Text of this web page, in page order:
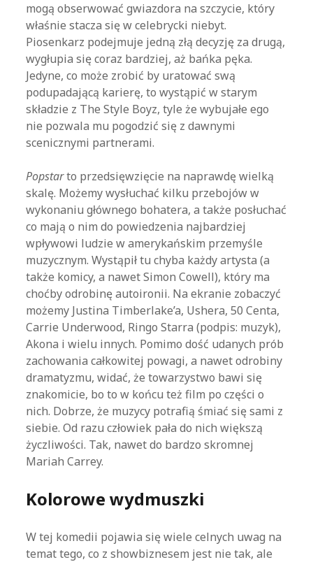
mogą obserwować gwiazdora na szczycie, który
właśnie stacza się w celebrycki niebyt.
Piosenkarz podejmuje jedną złą decyzję za drugą,
wygłupia się coraz bardziej, aż bańka pęka.
Jedyne, co może zrobić by uratować swą
podupadającą karierę, to wystąpić w starym
składzie z The Style Boyz, tyle że wybujałe ego
nie pozwala mu pogodzić się z dawnymi
scenicznymi partnerami.
Popstarto przedsięwzięcie na naprawdę wielką
skalę. Możemy wysłuchać kilku przebojów w
wykonaniu głównego bohatera, a także posłuchać
co mają o nim do powiedzenia najbardziej
wpływowi ludzie w amerykańskim przemyśle
muzycznym. Wystąpił tu chyba każdy artysta (a
także komicy, a nawet Simon Cowell), który ma
choćby odrobinę autoironii. Na ekranie zobaczyć
możemy Justina Timberlake’a, Ushera, 50 Centa,
Carrie Underwood, Ringo Starra (podpis: muzyk),
Akona i wielu innych. Pomimo dość udanych prób
zachowania całkowitej powagi, a nawet odrobiny
dramatyzmu, widać, że towarzystwo bawi się
znakomicie, bo to w końcu też film po części o
nich. Dobrze, że muzycy potrafią śmiać się sami z
siebie. Od razu człowiek pała do nich większą
życzliwości. Tak, nawet do bardzo skromnej
Mariah Carrey.
Kolorowe wydmuszki
W tej komedii pojawia się wiele celnych uwag na
temat tego, co z showbiznesem jest nie tak, ale